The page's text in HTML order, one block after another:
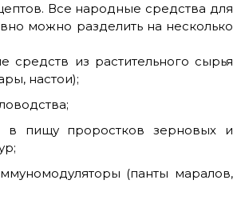
Все народные средства для
можно разделить на несколько
средств из растительного сырья
настои);
в пищу проростков зерновых и
(панты маралов,